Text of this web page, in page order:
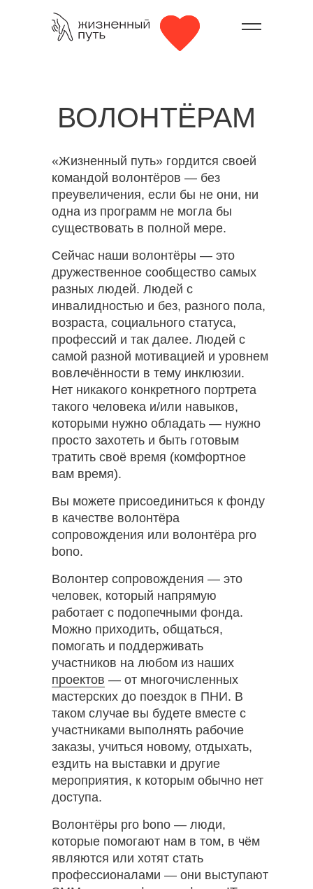
«Жизненный путь» гордится своей
командой волонтёров — без
преувеличения, если бы не они, ни
одна из программ не могла бы
существовать в полной мере.
ВОЛОНТЁРАМ
Сейчас наши волонтёры — это
дружественное сообщество самых
разных людей. Людей с
инвалидностью и без, разного пола,
возраста, социального статуса,
профессий и так далее. Людей с
самой разной мотивацией и уровнем
вовлечённости в тему инклюзии.
Нет никакого конкретного портрета
такого человека и/или навыков,
которыми нужно обладать — нужно
просто захотеть и быть готовым
тратить своё время (комфортное
вам время).
Вы можете присоединиться к фонду
в качестве волонтёра
сопровождения или волонтёра pro
bono.
Волонтер сопровождения — это
человек, который напрямую
работает с подопечными фонда.
Можно приходить, общаться,
помогать и поддерживать
участников на любом из наших
проектов — от многочисленных
мастерских до поездок в ПНИ. В
таком случае вы будете вместе с
участниками выполнять рабочие
заказы, учиться новому, отдыхать,
ездить на выставки и другие
мероприятия, к которым обычно нет
доступа.
Волонтёры pro bono — люди,
которые помогают нам в том, в чём
являются или хотят стать
профессионалами — они выступают